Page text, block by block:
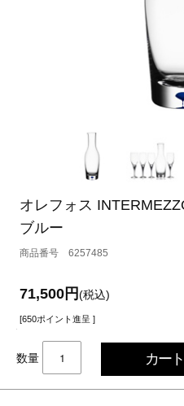
オレフォス
ブルー
6257485
71,500円(税込)
[650ポイント進呈 ]
数量